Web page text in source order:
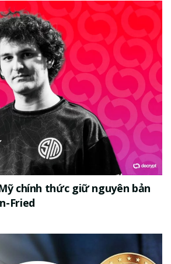
chính thức giữ nguyên bản
Fried